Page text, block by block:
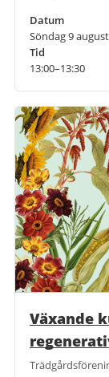
Datum
Söndag 9
Tid
13:00–13:30
Växande